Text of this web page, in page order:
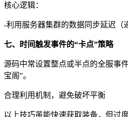
核心逻辑：
-利用服务器集群的数据同步延迟（
七、时间触发事件的“卡点”策略
源码中常设置整点或半点的全服事
宝阁”。
合理利用机制，避免破坏平衡
以上技巧虽能快速获取装备，但过